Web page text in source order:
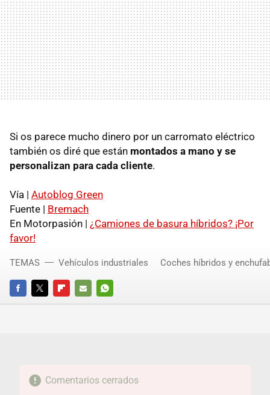
Si os parece mucho dinero por un carromato eléctrico
también os diré que están montados a mano y se
personalizan para cada cliente.
Vía | Autoblog Green
Fuente | Bremach
En Motorpasión | ¿Camiones de basura híbridos? ¡Por
favor!
FACEBOOKTWITTERFLIPBOARD
E-
WHATSAPP
TEMAS Vehículos industriales Coches híbridos y
Comentarios cerrados